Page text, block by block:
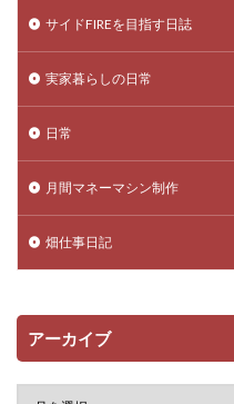
サイドFIREを目指す日誌
実家暮らしの日常
日常
月間マネーマシン制作
畑仕事日記
アーカイブ